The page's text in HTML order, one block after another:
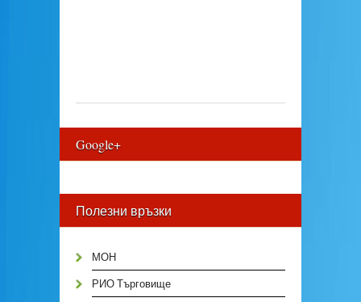
Google+
Полезни връзки
МОН
РИО Търговище